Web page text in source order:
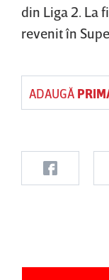
din Liga 2. La
revenit în
ADAUGĂ